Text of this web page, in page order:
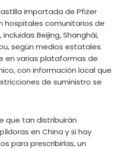
importada de Pfizer
hospitales comunitarios de
Beijing, Shanghái,
según medios estatales.
en varias plataformas de
con información local que
de suministro se
que tan distribuirán
en China y si hay
para prescribirlas, un